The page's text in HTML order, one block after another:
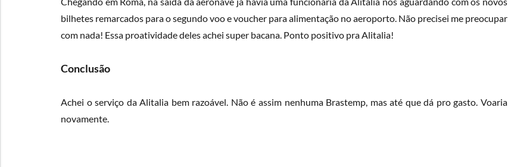
bilhetes remarcados para o segundo voo e voucher para alimentação no aeroporto. Não precisei me preocupar
com nada! Essa proatividade deles achei super bacana. Ponto positivo pra Alitalia!
Conclusão
Achei o serviço da Alitalia bem razoável. Não é assim nenhuma Brastemp, mas até que dá pro gasto. Voaria
novamente.